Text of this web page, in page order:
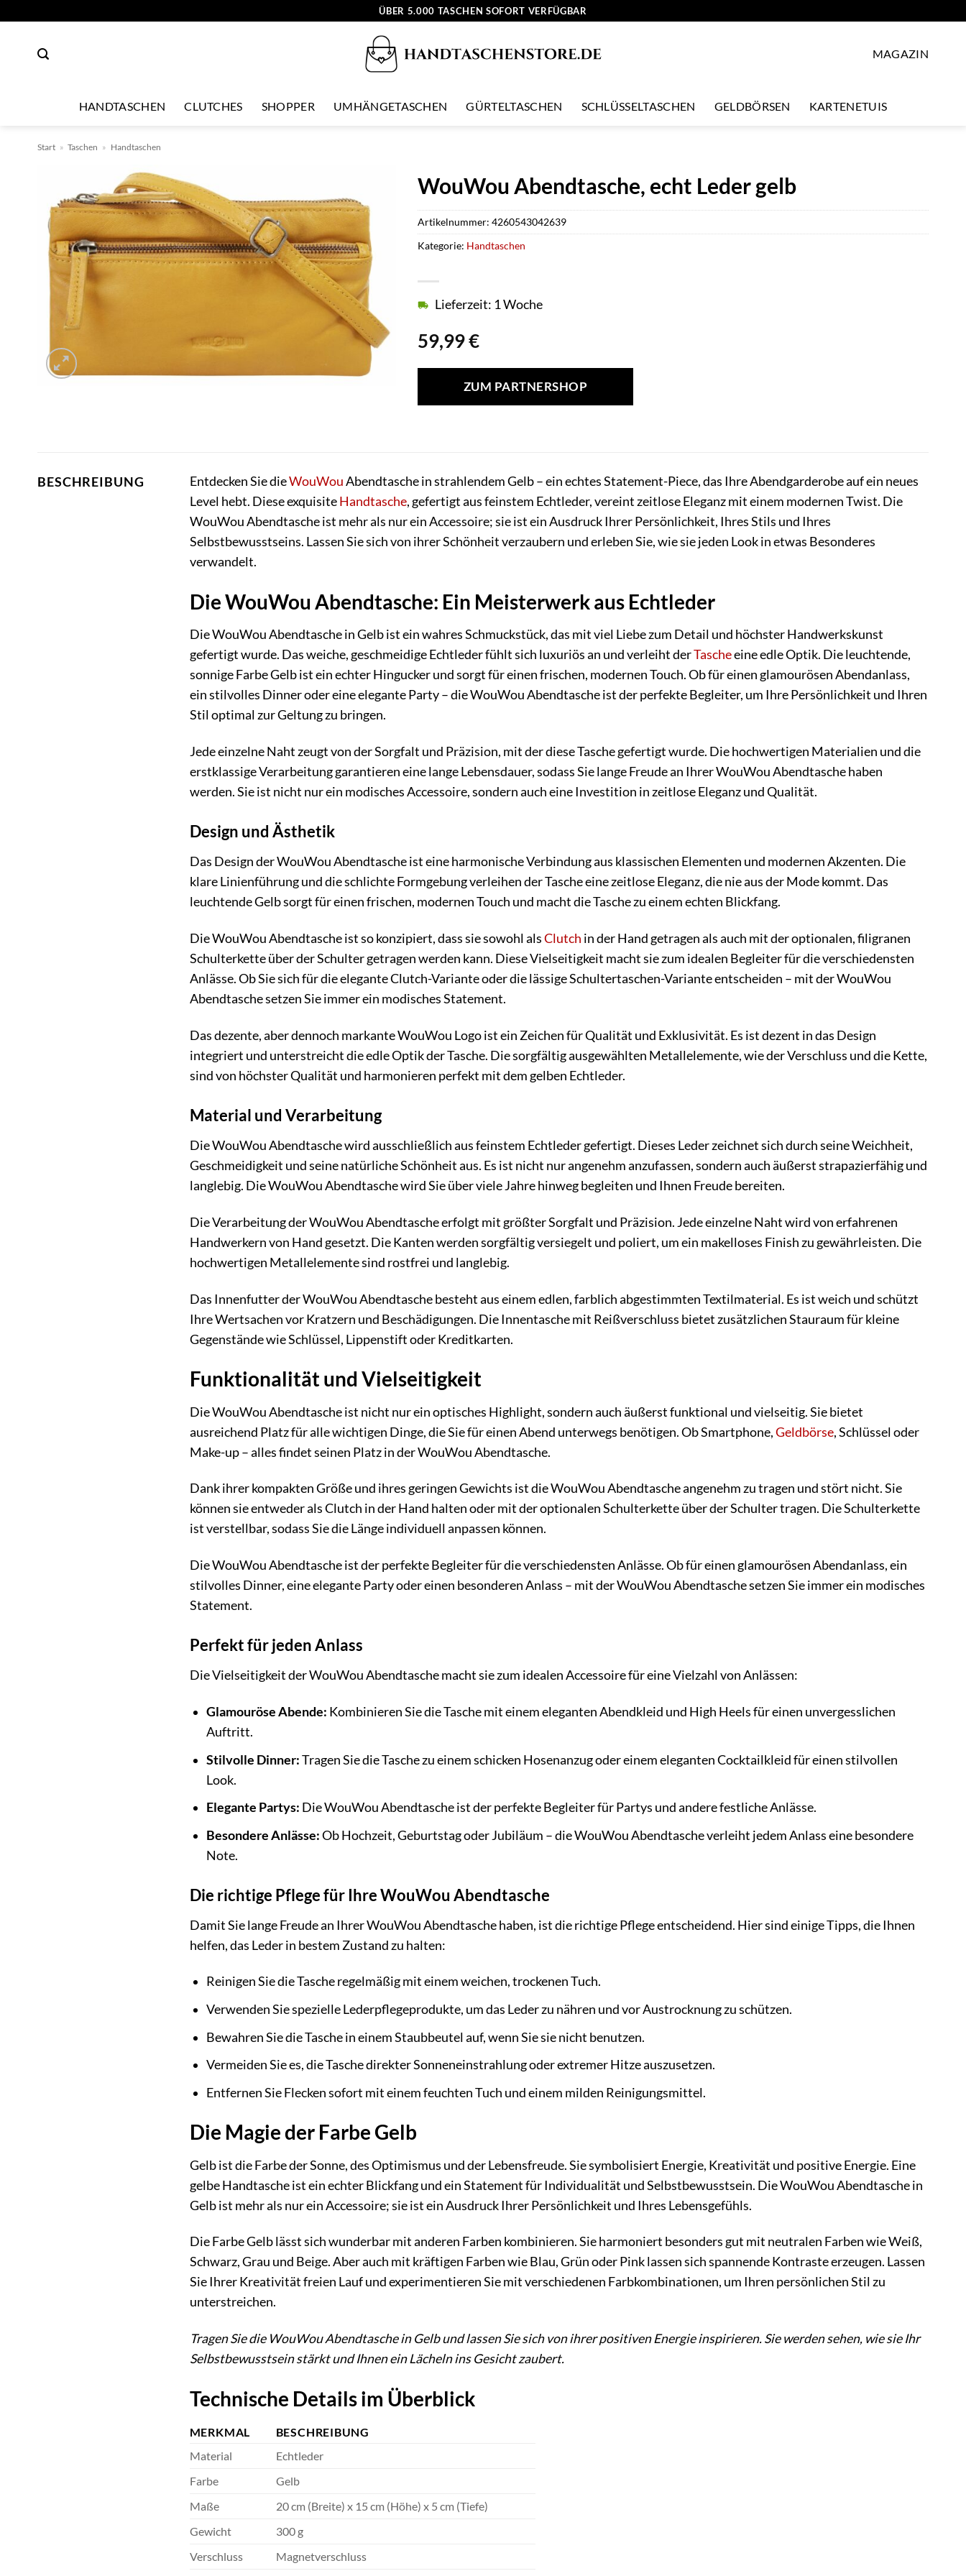
springen
ÜBER 5.000 TASCHEN SOFORT VERFÜGBAR
MAGAZIN
HANDTASCHEN CLUTCHES SHOPPER UMHÄNGETASCHEN GÜRTELTASCHEN SCHLÜSSELTASCHEN GELDBÖRSEN KARTENETUIS
Start » Taschen » Handtaschen
WouWou Abendtasche, echt Leder gelb
59,99€
Lieferzeit: 1 Woche
ZUM PARTNERSHOP
Artikelnummer:4260543042639
Kategorie: Handtaschen
BESCHREIBUNG Entdecken Sie dieWouWouAbendtasche in strahlendem Gelb – ein echtes Statement-Piece, das Ihre Abendgarderobe auf ein neues
Level hebt. Diese exquisiteHandtasche, gefertigt aus feinstem Echtleder, vereint zeitlose Eleganz mit einem modernen Twist. Die
WouWou Abendtasche ist mehr als nur ein Accessoire; sie ist ein Ausdruck Ihrer Persönlichkeit, Ihres Stils und Ihres
Selbstbewusstseins. Lassen Sie sich von ihrer Schönheit verzaubern und erleben Sie, wie sie jeden Look in etwas Besonderes
verwandelt.
Die WouWou Abendtasche: Ein Meisterwerk aus Echtleder
Die WouWou Abendtasche in Gelb ist ein wahres Schmuckstück, das mit viel Liebe zum Detail und höchster Handwerkskunst
gefertigt wurde. Das weiche, geschmeidige Echtleder fühlt sich luxuriös an und verleiht derTascheeine edle Optik. Die leuchtende,
sonnige Farbe Gelb ist ein echter Hingucker und sorgt für einen frischen, modernen Touch. Ob für einen glamourösen Abendanlass,
ein stilvolles Dinner oder eine elegante Party – die WouWou Abendtasche ist der perfekte Begleiter, um Ihre Persönlichkeit und Ihren
Stil optimal zur Geltung zu bringen.
Jede einzelne Naht zeugt von der Sorgfalt und Präzision, mit der diese Tasche gefertigt wurde. Die hochwertigen Materialien und die
erstklassige Verarbeitung garantieren eine lange Lebensdauer, sodass Sie lange Freude an Ihrer WouWou Abendtasche haben
werden. Sie ist nicht nur ein modisches Accessoire, sondern auch eine Investition in zeitlose Eleganz und Qualität.
Design und Ästhetik
Das Design der WouWou Abendtasche ist eine harmonische Verbindung aus klassischen Elementen und modernen Akzenten. Die
klare Linienführung und die schlichte Formgebung verleihen der Tasche eine zeitlose Eleganz, die nie aus der Mode kommt. Das
leuchtende Gelb sorgt für einen frischen, modernen Touch und macht die Tasche zu einem echten Blickfang.
Die WouWou Abendtasche ist so konzipiert, dass sie sowohl alsClutch in der Hand getragen als auch mit der optionalen, filigranen
Schulterkette über der Schulter getragen werden kann. Diese Vielseitigkeit macht sie zum idealen Begleiter für die verschiedensten
Anlässe. Ob Sie sich für die elegante Clutch-Variante oder die lässige Schultertaschen-Variante entscheiden – mit der WouWou
Abendtasche setzen Sie immer ein modisches Statement.
Das dezente, aber dennoch markante WouWou Logo ist ein Zeichen für Qualität und Exklusivität. Es ist dezent in das Design
integriert und unterstreicht die edle Optik der Tasche. Die sorgfältig ausgewählten Metallelemente, wie der Verschluss und die Kette,
sind von höchster Qualität und harmonieren perfekt mit dem gelben Echtleder.
Material und Verarbeitung
Die WouWou Abendtasche wird ausschließlich aus feinstem Echtleder gefertigt. Dieses Leder zeichnet sich durch seine Weichheit,
Geschmeidigkeit und seine natürliche Schönheit aus. Es ist nicht nur angenehm anzufassen, sondern auch äußerst strapazierfähig und
langlebig. Die WouWou Abendtasche wird Sie über viele Jahre hinweg begleiten und Ihnen Freude bereiten.
Die Verarbeitung der WouWou Abendtasche erfolgt mit größter Sorgfalt und Präzision. Jede einzelne Naht wird von erfahrenen
Handwerkern von Hand gesetzt. Die Kanten werden sorgfältig versiegelt und poliert, um ein makelloses Finish zu gewährleisten. Die
hochwertigen Metallelemente sind rostfrei und langlebig.
Das Innenfutter der WouWou Abendtasche besteht aus einem edlen, farblich abgestimmten Textilmaterial. Es ist weich und schützt
Ihre Wertsachen vor Kratzern und Beschädigungen. Die Innentasche mit Reißverschluss bietet zusätzlichen Stauraum für kleine
Gegenstände wie Schlüssel, Lippenstift oder Kreditkarten.
Funktionalität und Vielseitigkeit
Die WouWou Abendtasche ist nicht nur ein optisches Highlight, sondern auch äußerst funktional und vielseitig. Sie bietet
ausreichend Platz für alle wichtigen Dinge, die Sie für einen Abend unterwegs benötigen. Ob Smartphone,Geldbörse, Schlüssel oder
Make-up – alles findet seinen Platz in der WouWou Abendtasche.
Dank ihrer kompakten Größe und ihres geringen Gewichts ist die WouWou Abendtasche angenehm zu tragen und stört nicht. Sie
können sie entweder als Clutch in der Hand halten oder mit der optionalen Schulterkette über der Schulter tragen. Die Schulterkette
ist verstellbar, sodass Sie die Länge individuell anpassen können.
Die WouWou Abendtasche ist der perfekte Begleiter für die verschiedensten Anlässe. Ob für einen glamourösen Abendanlass, ein
stilvolles Dinner, eine elegante Party oder einen besonderen Anlass – mit der WouWou Abendtasche setzen Sie immer ein modisches
Statement.
Perfekt für jeden Anlass
Die Vielseitigkeit der WouWou Abendtasche macht sie zum idealen Accessoire für eine Vielzahl von Anlässen:
Glamouröse Abende: Kombinieren Sie die Tasche mit einem eleganten Abendkleid und High Heels für einen unvergesslichen
Auftritt.
Stilvolle Dinner:Tragen Sie die Tasche zu einem schicken Hosenanzug oder einem eleganten Cocktailkleid für einen stilvollen
Look.
Elegante Partys: Die WouWou Abendtasche ist der perfekte Begleiter für Partys und andere festliche Anlässe.
Besondere Anlässe:Ob Hochzeit, Geburtstag oder Jubiläum – die WouWou Abendtasche verleiht jedem Anlass eine besondere
Note.
Die richtige Pflege für Ihre WouWou Abendtasche
Damit Sie lange Freude an Ihrer WouWou Abendtasche haben, ist die richtige Pflege entscheidend. Hier sind einige Tipps, die Ihnen
helfen, das Leder in bestem Zustand zu halten:
Reinigen Sie die Tasche regelmäßig mit einem weichen, trockenen Tuch.
Verwenden Sie spezielle Lederpflegeprodukte, um das Leder zu nähren und vor Austrocknung zu schützen.
Bewahren Sie die Tasche in einem Staubbeutel auf, wenn Sie sie nicht benutzen.
Vermeiden Sie es, die Tasche direkter Sonneneinstrahlung oder extremer Hitze auszusetzen.
Entfernen Sie Flecken sofort mit einem feuchten Tuch und einem milden Reinigungsmittel.
Die Magie der Farbe Gelb
Gelb ist die Farbe der Sonne, des Optimismus und der Lebensfreude. Sie symbolisiert Energie, Kreativität und positive Energie. Eine
gelbe Handtasche ist ein echter Blickfang und ein Statement für Individualität und Selbstbewusstsein. Die WouWou Abendtasche in
Gelb ist mehr als nur ein Accessoire; sie ist ein Ausdruck Ihrer Persönlichkeit und Ihres Lebensgefühls.
Die Farbe Gelb lässt sich wunderbar mit anderen Farben kombinieren. Sie harmoniert besonders gut mit neutralen Farben wie Weiß,
Schwarz, Grau und Beige. Aber auch mit kräftigen Farben wie Blau, Grün oder Pink lassen sich spannende Kontraste erzeugen. Lassen
Sie Ihrer Kreativität freien Lauf und experimentieren Sie mit verschiedenen Farbkombinationen, um Ihren persönlichen Stil zu
unterstreichen.
Tragen Sie die WouWou Abendtasche in Gelb und lassen Sie sich von ihrer positiven Energie inspirieren. Sie werden sehen, wie sie Ihr
Selbstbewusstsein stärkt und Ihnen ein Lächeln ins Gesicht zaubert.
Technische Details im Überblick
MERKMAL
BESCHREIBUNG
Material
Echtleder
Farbe
Gelb
Maße
20 cm (Breite) x 15 cm (Höhe) x 5 cm (Tiefe)
Gewicht
300 g
Verschluss
Magnetverschluss